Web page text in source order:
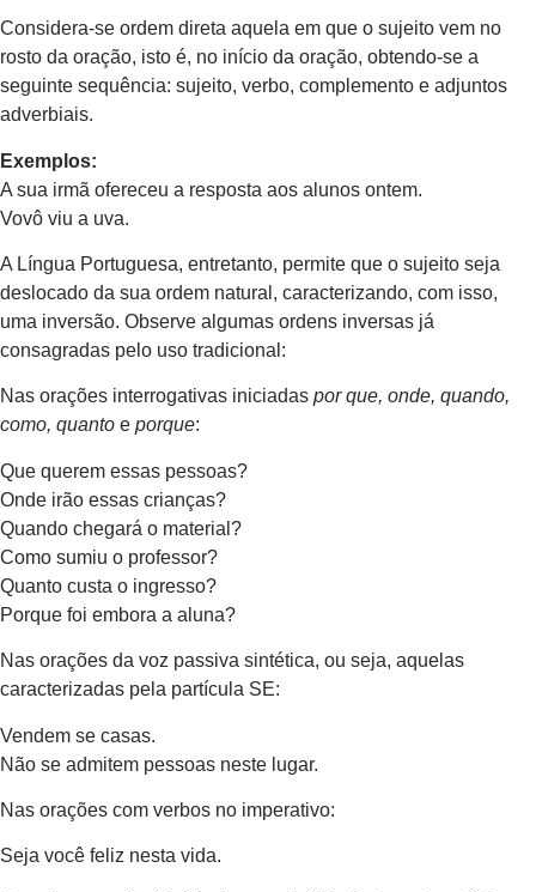
Considera-se ordem direta aquela em que o sujeito vem no
rosto da oração, isto é, no início da oração, obtendo-se a
seguinte sequência: sujeito, verbo, complemento e adjuntos
adverbiais.
Exemplos:
A sua irmã ofereceu a resposta aos alunos ontem.
Vovô viu a uva.
A Língua Portuguesa, entretanto, permite que o sujeito seja
deslocado da sua ordem natural, caracterizando, com isso,
uma inversão. Observe algumas ordens inversas já
consagradas pelo uso tradicional:
Nas orações interrogativas iniciadas por que, onde, quando,
como, quanto e porque:
Que querem essas pessoas?
Onde irão essas crianças?
Quando chegará o material?
Como sumiu o professor?
Quanto custa o ingresso?
Porque foi embora a aluna?
Nas orações da voz passiva sintética, ou seja, aquelas
caracterizadas pela partícula SE:
Vendem se casas.
Não se admitem pessoas neste lugar.
Nas orações com verbos no imperativo:
Seja você feliz nesta vida.